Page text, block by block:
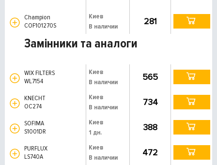
Champion
COF101270S
Киев
В наличии
281
Замінники та аналоги
WIX FILTERS
WL7154
Киев
В наличии
565
KNECHT
OC274
Киев
В наличии
734
SOFIMA
S1001DR
Киев
1 дн.
388
PURFLUX
LS740A
Киев
В наличии
472